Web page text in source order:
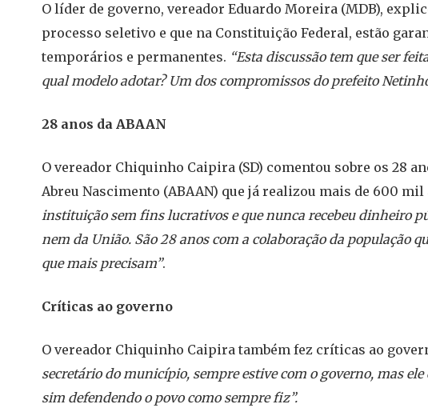
O líder de governo, vereador Eduardo Moreira (MDB),
processo seletivo e que na Constituição Federal, estão
temporários e permanentes. “Esta discussão tem que ser
qual modelo adotar? Um dos compromissos do prefeito
28 anos da ABAAN
O vereador Chiquinho Caipira (SD) comentou sobre os 28
Abreu Nascimento (ABAAN) que já realizou mais de 600
instituição sem fins lucrativos e que nunca recebeu dinheiro
nem da União. São 28 anos com a colaboração da população
que mais precisam”.
Críticas ao governo
O vereador Chiquinho Caipira também fez críticas ao
secretário do município, sempre estive com o governo, mas
sim defendendo o povo como sempre fiz”.